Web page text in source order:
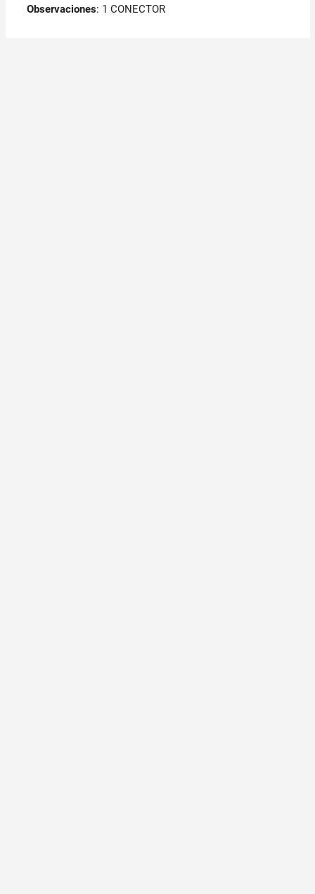
Observaciones: 1 CONECTOR